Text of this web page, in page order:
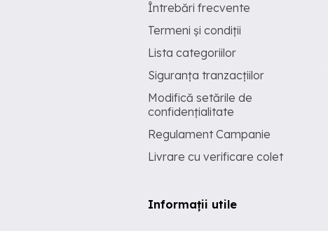
Întrebări frecvente
Termeni și condiții
Lista categoriilor
Siguranța tranzacțiilor
Modifică setările de
confidențialitate
Regulament Campanie
Livrare cu verificare colet
Informații utile